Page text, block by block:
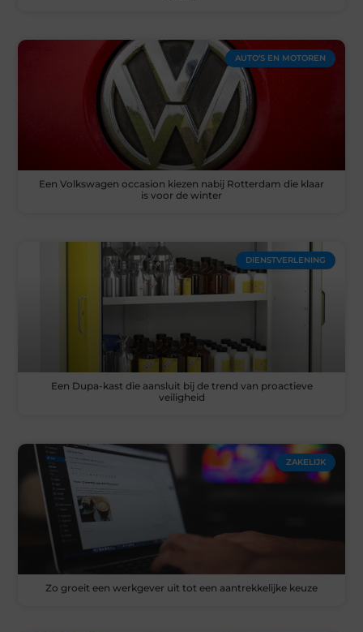
AUTO’S EN MOTOREN
Een Volkswagen occasion kiezen nabij Rotterdam die klaar
is voor de winter
DIENSTVERLENING
Een Dupa-kast die aansluit bij de trend van proactieve
veiligheid
ZAKELIJK
Zo groeit een werkgever uit tot een aantrekkelijke keuze